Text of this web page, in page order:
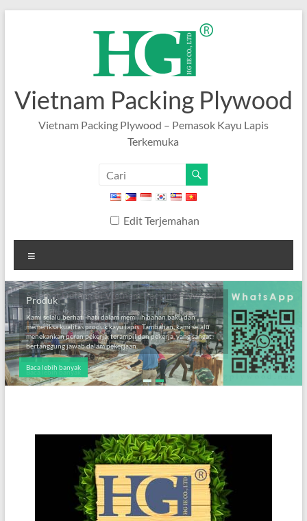
Vietnam Packing Plywood
Vietnam Packing Plywood – Pemasok Kayu Lapis
Terkemuka
Edit Terjemahan
bisa
Produk
Kami selalu berhati-hati dalam memilih bahan baku dan
memeriksa kualitas produk kayu lapis. Tambahan, kami selalu
menekankan peran pekerja, terampil dan pekerja, yang sangat
bertanggung jawab dalam pekerjaan.
Baca lebih banyak